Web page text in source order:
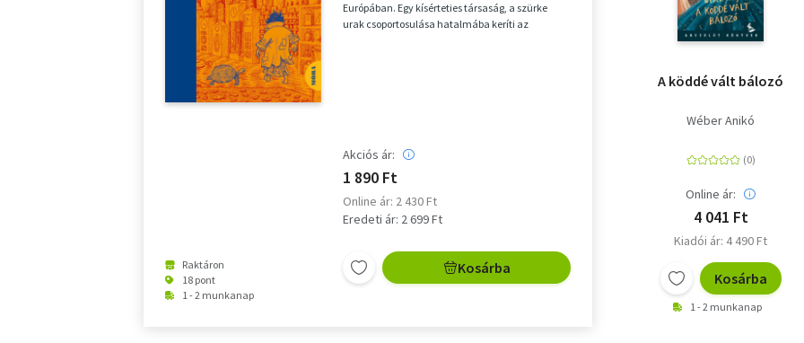
Raktáron
18 pont
1 - 2 munkanap
Európában. Egy kísérteties társaság, a szürke
urak csoportosulása hatalmába keríti az
Akciós ár:
1 890 Ft
Online ár: 2 430 Ft
Eredeti ár: 2 699 Ft
Kosárba
A köddé vált bálozó
Wéber Anikó
Online ár:
4 041 Ft
Kiadói ár: 4 490 Ft
Kosárba
1 - 2 munkanap